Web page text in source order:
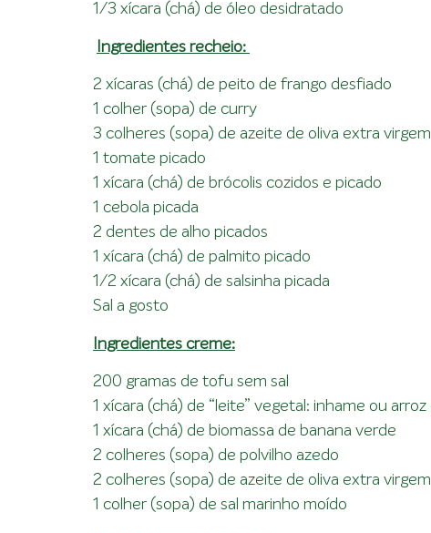
1/3 xícara (chá) de óleo desidratado
Ingredientes recheio:
2 xícaras (chá) de peito de frango desfiado
1 colher (sopa) de curry
3 colheres (sopa) de azeite de oliva extra virgem
1 tomate picado
1 xícara (chá) de brócolis cozidos e picado
1 cebola picada
2 dentes de alho picados
1 xícara (chá) de palmito picado
1/2 xícara (chá) de salsinha picada
Sal a gosto
Ingredientes creme:
200 gramas de tofu sem sal
1 xícara (chá) de “leite” vegetal: inhame ou arroz
1 xícara (chá) de biomassa de banana verde
2 colheres (sopa) de polvilho azedo
2 colheres (sopa) de azeite de oliva extra virgem
1 colher (sopa) de sal marinho moído